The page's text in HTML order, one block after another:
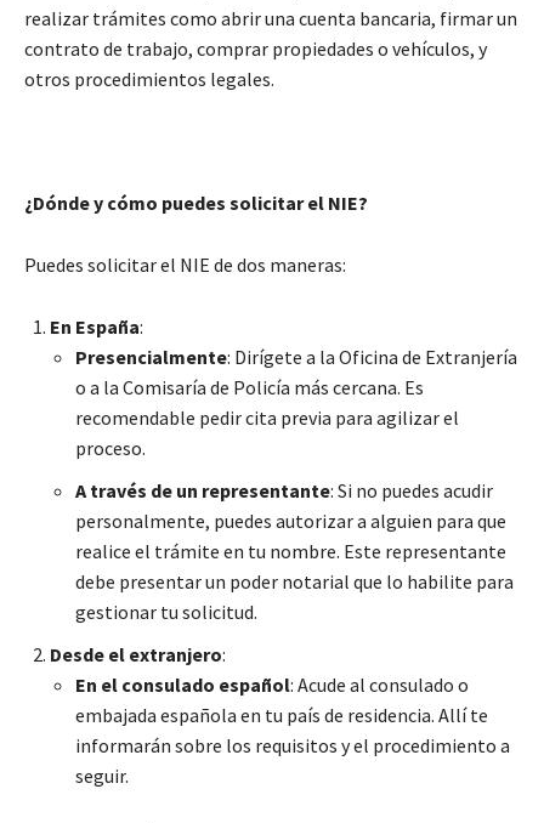
realizar trámites como abrir una cuenta bancaria, firmar un
contrato de trabajo, comprar propiedades o vehículos, y
otros procedimientos legales.
¿Dónde y cómo puedes solicitar el NIE?
Puedes solicitar el NIE de dos maneras:
En España:
Presencialmente: Dirígete a la Oficina de Extranjería
o a la Comisaría de Policía más cercana. Es
recomendable pedir cita previa para agilizar el
proceso.
A través de un representante: Si no puedes acudir
personalmente, puedes autorizar a alguien para que
realice el trámite en tu nombre. Este representante
debe presentar un poder notarial que lo habilite para
gestionar tu solicitud.
Desde el extranjero:
En el consulado español: Acude al consulado o
embajada española en tu país de residencia. Allí te
informarán sobre los requisitos y el procedimiento a
seguir.